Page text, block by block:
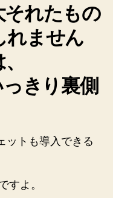
それたもの
れません
きり裏側
ットも導入できる
よ。